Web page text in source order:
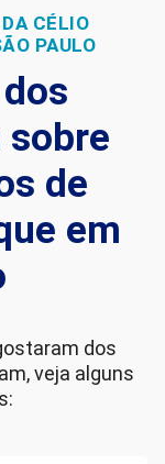
CÉLIO
PAULO
de
em
dos
veja alguns